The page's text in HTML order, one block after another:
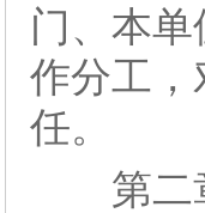
门、本
作分工，
任。
第二